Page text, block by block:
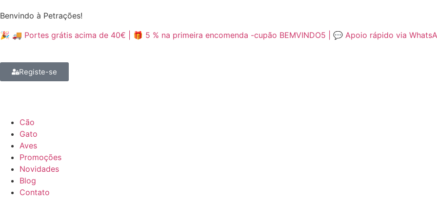
Benvindo à Petrações!
🎉 🚚 Portes grátis acima de 40€ | 🎁 5 % na primeira encomenda -cupão BEMVINDO5 | 💬 Apoio rápido via
Registe-se
Cão
Gato
Aves
Promoções
Novidades
Blog
Contato